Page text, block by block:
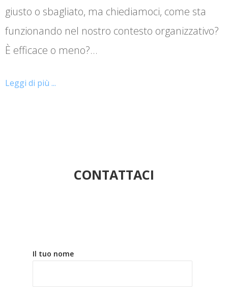
giusto o sbagliato, ma chiediamoci, come sta
funzionando nel nostro contesto organizzativo?
È efficace o meno?…
Leggi di più ...
CONTATTACI
Il tuo nome